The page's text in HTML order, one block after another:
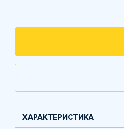
ХАРАКТЕРИСТИКА